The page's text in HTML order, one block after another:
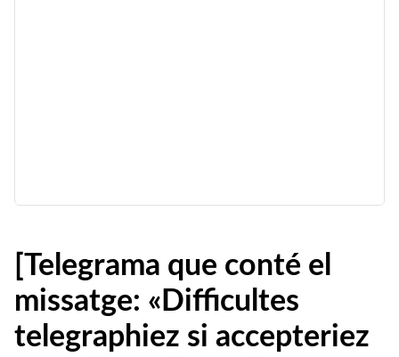
[Telegrama que conté el
missatge: «Difficultes
telegraphiez si accepteriez